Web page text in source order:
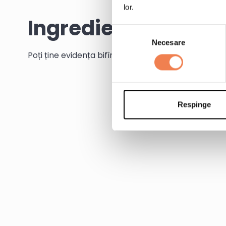
lor.
Selecția
consimțământului
Necesare
Respinge
Ingrediente
Poți ține evidența bifînd ingredientele pe măsură